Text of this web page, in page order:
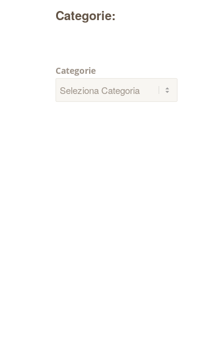
Categorie:
Categorie